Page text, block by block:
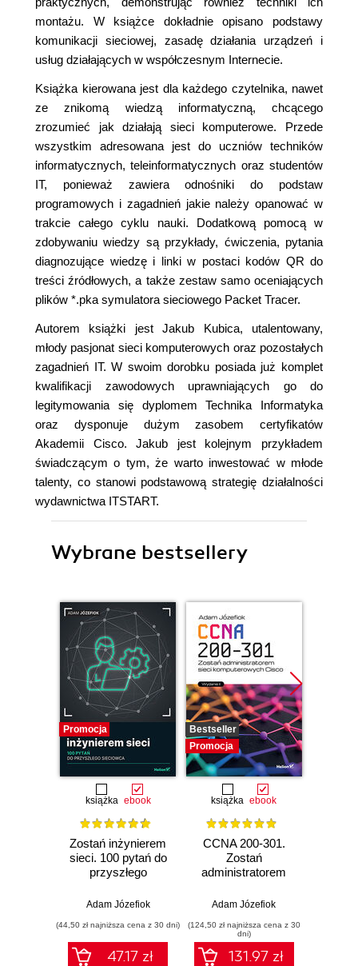
montażu. W książce dokładnie opisano podstawy
komunikacji sieciowej, zasadę działania urządzeń i
usług działających w współczesnym Internecie.
Książka kierowana jest dla każdego czytelnika, nawet
ze znikomą wiedzą informatyczną, chcącego
zrozumieć jak działają sieci komputerowe. Przede
wszystkim adresowana jest do uczniów techników
informatycznych, teleinformatycznych oraz studentów
IT, ponieważ zawiera odnośniki do podstaw
programowych i zagadnień jakie należy opanować w
trakcie całego cyklu nauki. Dodatkową pomocą w
zdobywaniu wiedzy są przykłady, ćwiczenia, pytania
diagnozujące wiedzę i linki w postaci kodów QR do
treści źródłowych, a także zestaw samo oceniających
plików *.pka symulatora sieciowego Packet Tracer.
Autorem książki jest Jakub Kubica, utalentowany,
młody pasjonat sieci komputerowych oraz pozostałych
zagadnień IT. W swoim dorobku posiada już komplet
kwalifikacji zawodowych uprawniających go do
legitymowania się dyplomem Technika Informatyka
oraz dysponuje dużym zasobem certyfikatów
Akademii Cisco. Jakub jest kolejnym przykładem
świadczącym o tym, że warto inwestować w młode
talenty, co stanowi podstawową strategię działalności
wydawnictwa ITSTART.
Wybrane bestsellery
Promocja
książka ebook
Zostań inżynierem
sieci. 100 pytań do
przyszłego
Adam Józefiok
(44,50 zł najniższa cena z 30 dni)
47.17 zł
Bestseller
Promocja
książka ebook
CCNA 200-301.
Zostań
administratorem
komputerowych
Adam Józefiok
(124,50 zł najniższa cena z 30
dni)
131.97 zł